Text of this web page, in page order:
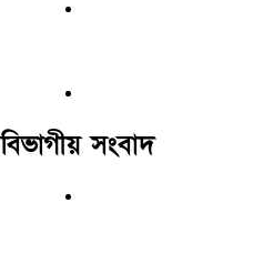
বিভাগীয় সংবাদ